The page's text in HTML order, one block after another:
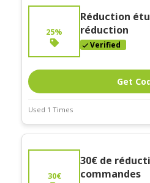
Expires:
"Commande minimum
25%
Réduction
réduction
Verified
Get
Used 1 Times
Deal Stats
Expires:
30€
30€ de
commandes